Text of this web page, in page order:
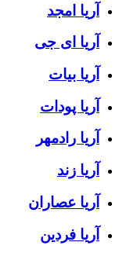
آریا امجد
آریا ای جی
آریا بیات
آریا پودات
آریا رادمهر
آریا زند
آریا عصاران
آریا فردین